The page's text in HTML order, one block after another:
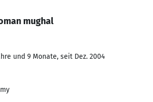
mughal
und 9 Monate, seit Dez. 2004